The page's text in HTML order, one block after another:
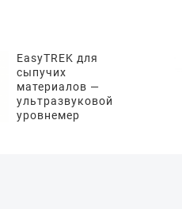
EasyTREK для
сыпучих
материалов —
ультразвуковой
уровнемер